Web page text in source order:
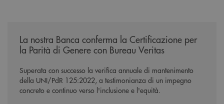
La nostra Banca conferma la Certificazione per
la Parità di Genere con Bureau Veritas
Superata con successo la verifica annuale di mantenimento
della UNI/PdR 125:2022, a testimonianza di un impegno
concreto e continuo verso l'inclusione e l'equità.